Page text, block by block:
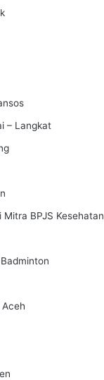
– Langkat
Mitra BPJS Kesehatan
Aceh